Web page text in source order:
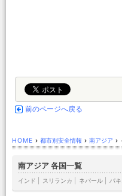
前のページへ戻る
HOME › 都市別安全情報 › 南アジア ›
南アジア 各国一覧
インド スリランカ ネパール パ